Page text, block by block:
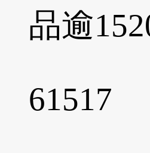
品逾
61517